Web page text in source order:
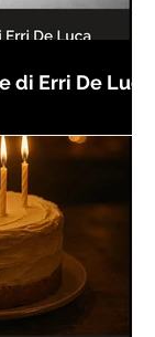
di Erri De Luca